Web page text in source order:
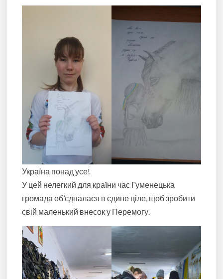
Україна понад усе!
У цей нелегкий для країни час Гуменецька
громада об’єдналася в єдине ціле, щоб зробити
свій маленький внесок у Перемогу.